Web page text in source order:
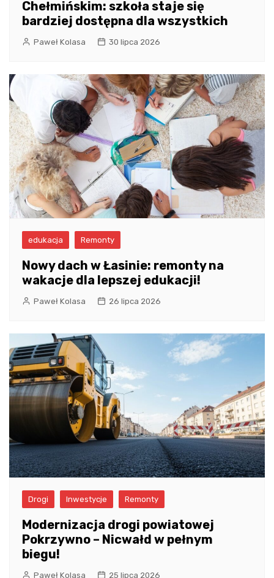
Chełmińskim: szkoła staje się
bardziej dostępna dla wszystkich
Paweł Kolasa 30 lipca 2026
edukacja Remonty
Nowy dach w Łasinie: remonty na
wakacje dla lepszej edukacji!
Paweł Kolasa 26 lipca 2026
Drogi Inwestycje Remonty
Modernizacja drogi powiatowej
Pokrzywno – Nicwałd w pełnym
biegu!
Paweł Kolasa 25 lipca 2026